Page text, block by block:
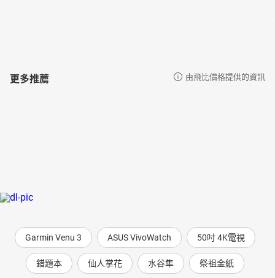
更多推薦 由飛比價格提供的資訊
Garmin Venu 3 ASUS VivoWatch 50吋 4K電視
錯題本 仙人掌花 水谷隼 祭祖金紙